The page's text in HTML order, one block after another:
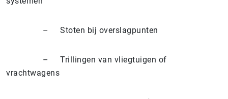
– Stoten bij overslagpunten
– Trillingen van vliegtuigen of
vrachtwagens